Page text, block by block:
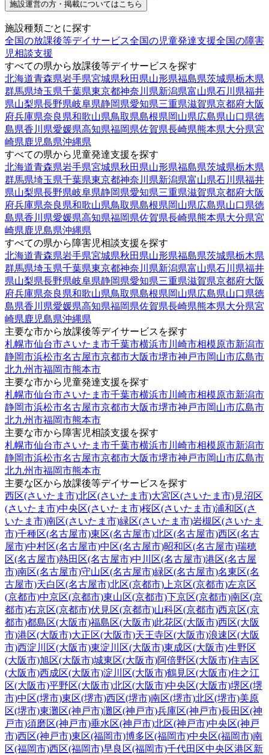
施設運営の方・掲載についてはこちら
施設種類ごとに探す
全国の放課後等デイサービス全国の児童発達支援全国の障害
児相談支援
すべての県から放課後等デイサービスを探す
北海道青森県岩手県宮城県秋田県山形県福島県茨城県栃木県
群馬県埼玉県千葉県東京都神奈川県新潟県富山県石川県福井
県山梨県長野県岐阜県静岡県愛知県三重県滋賀県京都府大阪
府兵庫県奈良県和歌山県鳥取県島根県岡山県広島県山口県徳
島県香川県愛媛県高知県福岡県佐賀県長崎県熊本県大分県宮
崎県鹿児島県沖縄県
すべての県から児童発達支援を探す
北海道青森県岩手県宮城県秋田県山形県福島県茨城県栃木県
群馬県埼玉県千葉県東京都神奈川県新潟県富山県石川県福井
県山梨県長野県岐阜県静岡県愛知県三重県滋賀県京都府大阪
府兵庫県奈良県和歌山県鳥取県島根県岡山県広島県山口県徳
島県香川県愛媛県高知県福岡県佐賀県長崎県熊本県大分県宮
崎県鹿児島県沖縄県
すべての県から障害児相談支援を探す
北海道青森県岩手県宮城県秋田県山形県福島県茨城県栃木県
群馬県埼玉県千葉県東京都神奈川県新潟県富山県石川県福井
県山梨県長野県岐阜県静岡県愛知県三重県滋賀県京都府大阪
府兵庫県奈良県和歌山県鳥取県島根県岡山県広島県山口県徳
島県香川県愛媛県高知県福岡県佐賀県長崎県熊本県大分県宮
崎県鹿児島県沖縄県
主要な市から放課後等デイサービスを探す
札幌市仙台市さいたま市千葉市横浜市川崎市相模原市新潟市
静岡市浜松市名古屋市京都市大阪市堺市神戸市岡山市広島市
北九州市福岡市熊本市
主要な市から児童発達支援を探す
札幌市仙台市さいたま市千葉市横浜市川崎市相模原市新潟市
静岡市浜松市名古屋市京都市大阪市堺市神戸市岡山市広島市
北九州市福岡市熊本市
主要な市から障害児相談支援を探す
札幌市仙台市さいたま市千葉市横浜市川崎市相模原市新潟市
静岡市浜松市名古屋市京都市大阪市堺市神戸市岡山市広島市
北九州市福岡市熊本市
主要な区から放課後等デイサービスを探す
西区(さいたま市)北区(さいたま市)大宮区(さいたま市)見沼区
(さいたま市)中央区(さいたま市)桜区(さいたま市)浦和区(さ
いたま市)南区(さいたま市)緑区(さいたま市)岩槻区(さいたま
市)千種区(名古屋市)東区(名古屋市)北区(名古屋市)西区(名古
屋市)中村区(名古屋市)中区(名古屋市)昭和区(名古屋市)瑞穂
区(名古屋市)熱田区(名古屋市)中川区(名古屋市)港区(名古屋
市)南区(名古屋市)守山区(名古屋市)緑区(名古屋市)名東区(名
古屋市)天白区(名古屋市)北区(京都市) 上京区(京都市)左京区
(京都市)中京区(京都市)東山区(京都市)下京区(京都市)南区(京
都市)右京区(京都市)伏見区(京都市)山科区(京都市)西京区(京
都市)都島区(大阪市)福島区(大阪市)此花区(大阪市)西区(大阪
市)港区(大阪市)大正区(大阪市)天王寺区(大阪市)浪速区(大阪
市)西淀川区(大阪市)東淀川区(大阪市)東成区(大阪市)生野区
(大阪市)旭区(大阪市)城東区(大阪市)阿倍野区(大阪市)住吉区
(大阪市)西成区(大阪市)淀川区(大阪市)鶴見区(大阪市)住之江
区(大阪市)平野区(大阪市)北区(大阪市)中央区(大阪市)堺区(堺
市)中区(堺市)東区(堺市)西区(堺市)南区(堺市)北区(堺市)美原
区(堺市)東灘区(神戸市)灘区(神戸市)兵庫区(神戸市)長田区(神
戸市)須磨区(神戸市)垂水区(神戸市)北区(神戸市)中央区(神戸
市)西区(神戸市)東区(福岡市)博多区(福岡市)中央区(福岡市)南
区(福岡市)西区(福岡市)早良区(福岡市)千代田区中央区港区新